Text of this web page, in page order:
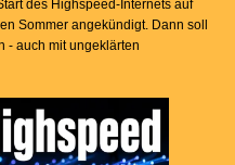
des Highspeed-Internets auf
Sommer angekündigt. Dann soll
- auch mit ungeklärten